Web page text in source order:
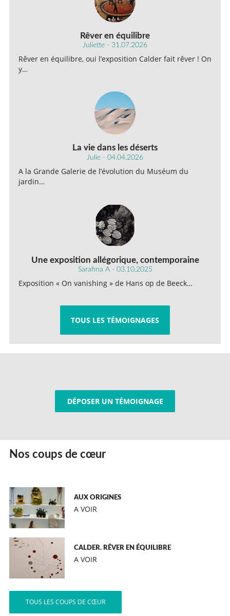
Rêver en équilibre
Juliette - 31.07.2026
Rêver en équilibre, oui l’exposition Calder fait rêver ! On
y…
La vie dans les déserts
Julie - 04.04.2026
A la Grande Galerie de l’évolution du Muséum du
jardin…
Une exposition allégorique, contemporaine
Sarafina A - 03.10.2025
Exposition « On vanishing » de Hans op de Beeck…
TOUS LES TÉMOIGNAGES
DÉPOSER UN TÉMOIGNAGE
Nos coups de cœur
AUX ORIGINES
A VOIR
CALDER. RÊVER EN ÉQUILIBRE
A VOIR
TOUS LES COUPS DE CŒUR